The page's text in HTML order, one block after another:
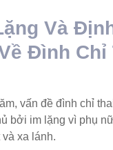
Và
Đình Chỉ
vấn đề đình chỉ
bởi im lặng vì phụ
xa lánh.